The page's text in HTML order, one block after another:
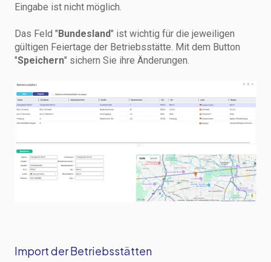
Eingabe ist nicht möglich.
Das Feld "Bundesland" ist wichtig für die jeweiligen
gültigen Feiertage der Betriebsstätte. Mit dem Button
"Speichern" sichern Sie ihre Änderungen.
Import der Betriebsstätten